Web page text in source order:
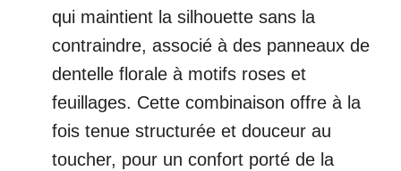
qui maintient la silhouette sans la
contraindre, associé à des panneaux de
dentelle florale à motifs roses et
feuillages. Cette combinaison offre à la
fois tenue structurée et douceur au
toucher, pour un confort porté de la